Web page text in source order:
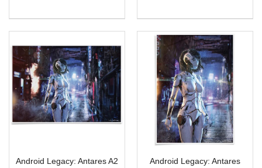
Android Legacy: Antares A2
Android Legacy: Antares